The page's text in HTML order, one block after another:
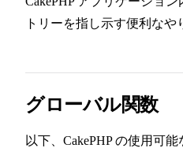
トリーを指し示す便利なや
グローバル関数
以下、CakePHP の使用可